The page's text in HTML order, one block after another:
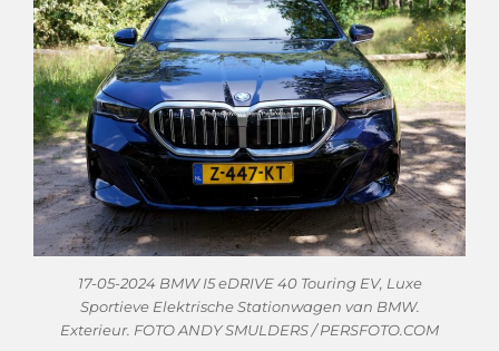
17-05-2024 BMW I5 eDRIVE 40 Touring EV, Luxe
Sportieve Elektrische Stationwagen van BMW.
Exterieur. FOTO ANDY SMULDERS / PERSFOTO.COM